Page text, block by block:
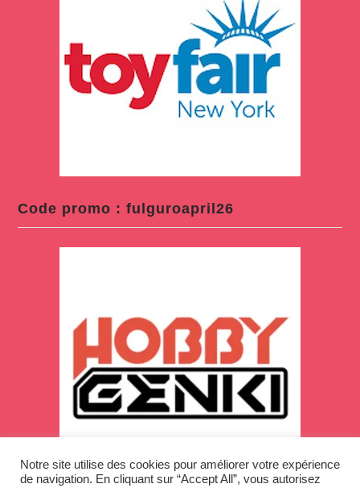
Code promo : fulguroapril26
Notre site utilise des cookies pour améliorer votre expérience
de navigation. En cliquant sur “Accept All”, vous autorisez